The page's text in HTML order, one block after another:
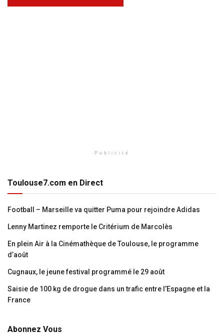
Publicité
Toulouse7.com en Direct
Football – Marseille va quitter Puma pour rejoindre Adidas
Lenny Martinez remporte le Critérium de Marcolès
En plein Air à la Cinémathèque de Toulouse, le programme
d’août
Cugnaux, le jeune festival programmé le 29 août
Saisie de 100 kg de drogue dans un trafic entre l’Espagne et la
France
Abonnez Vous